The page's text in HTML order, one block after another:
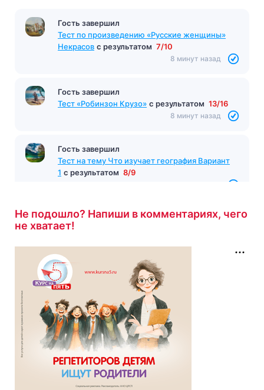
Гость завершил
Тест по произведению «Русские женщины»
Некрасов с результатом 7/10
8 минут назад
Гость завершил
Тест «Робинзон Крузо» с результатом 13/16
8 минут назад
Гость завершил
Тест на тему Что изучает география Вариант
1 с результатом 8/9
Не подошло? Напиши в комментариях, чего
не хватает!